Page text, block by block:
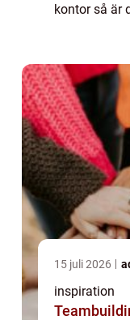
kontor så är
vida...
15 juli 2026
inspiration